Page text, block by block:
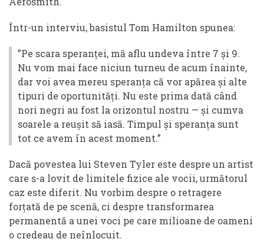
Într-un interviu, basistul Tom Hamilton spunea:
”Pe scara speranței, mă aflu undeva între 7 și 9.
Nu vom mai face niciun turneu de acum înainte,
dar voi avea mereu speranța că vor apărea și alte
tipuri de oportunități. Nu este prima dată când
nori negri au fost la orizontul nostru — și cumva
soarele a reușit să iasă. Timpul și speranța sunt
tot ce avem în acest moment.”
Dacă povestea lui Steven Tyler este despre un artist
care s-a lovit de limitele fizice ale vocii, următorul
caz este diferit. Nu vorbim despre o retragere
forțată de pe scenă, ci despre transformarea
permanentă a unei voci pe care milioane de oameni
o credeau de neînlocuit.